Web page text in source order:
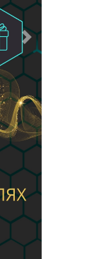
Следующий